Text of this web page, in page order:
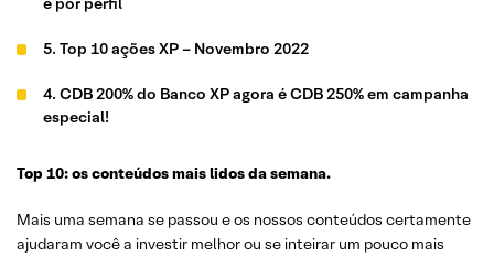
5. Top 10 ações XP – Novembro 2022
4. CDB 200% do Banco XP agora é CDB 250% em campanha
especial!
3. O mais importante para o brasileiro: quem vai ganhar a
Copa do Mundo 2022?
2. Pontuação de Risco de Carteira
Top 10: os conteúdos mais lidos da semana.
Mais uma semana se passou e os nossos conteúdos certamente
ajudaram você a investir melhor ou se inteirar um pouco mais